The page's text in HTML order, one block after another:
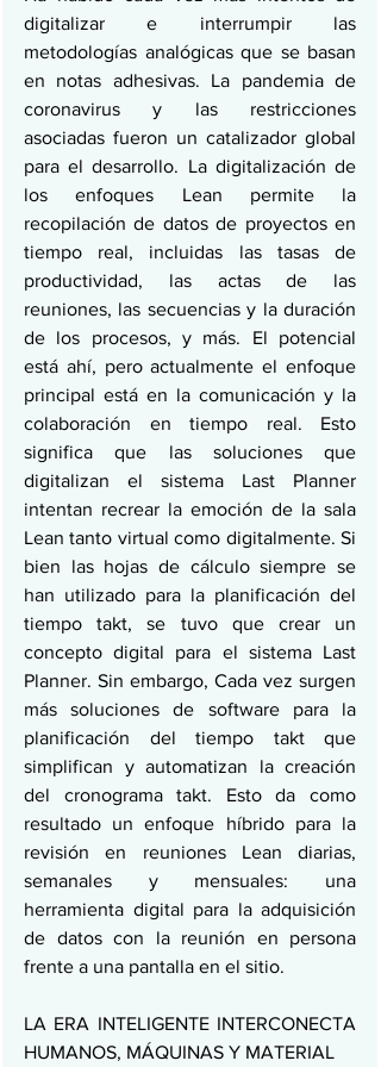
digitalizar e interrumpir las
metodologías analógicas que se basan
en notas adhesivas. La pandemia de
coronavirus y las restricciones
asociadas fueron un catalizador global
para el desarrollo. La digitalización de
los enfoques Lean permite la
recopilación de datos de proyectos en
tiempo real, incluidas las tasas de
productividad, las actas de las
reuniones, las secuencias y la duración
de los procesos, y más. El potencial
está ahí, pero actualmente el enfoque
principal está en la comunicación y la
colaboración en tiempo real. Esto
significa que las soluciones que
digitalizan el sistema Last Planner
intentan recrear la emoción de la sala
Lean tanto virtual como digitalmente. Si
bien las hojas de cálculo siempre se
han utilizado para la planificación del
tiempo takt, se tuvo que crear un
concepto digital para el sistema Last
Planner. Sin embargo, Cada vez surgen
más soluciones de software para la
planificación del tiempo takt que
simplifican y automatizan la creación
del cronograma takt. Esto da como
resultado un enfoque híbrido para la
revisión en reuniones Lean diarias,
semanales y mensuales: una
herramienta digital para la adquisición
de datos con la reunión en persona
frente a una pantalla en el sitio.
LA ERA INTELIGENTE INTERCONECTA
HUMANOS, MÁQUINAS Y MATERIAL